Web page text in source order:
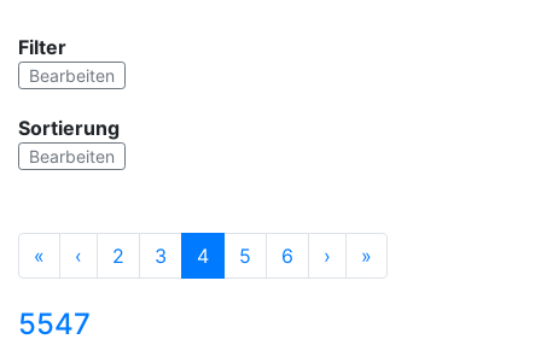
Filter
Bearbeiten
Sortierung
Bearbeiten
« ‹ 2 3 4 5 6 › »
5547